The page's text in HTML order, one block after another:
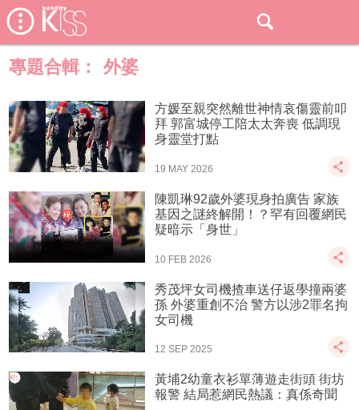
專題合輯： 外婆
方媛至親突然離世神情哀傷靈前叩
拜 郭富城停工陪太太奔喪 低調現
身靈堂打點
19 MAY 2026
陳凱琳92歲外婆現身拍廣告 家族
基因之謎終解開！？罕有回覆網民
疑暗示「身世」
10 FEB 2026
秀茂坪女司機揸車送仔返學撞兩婆
孫 外婆重創不治 警方以涉2罪名拘
女司機
12 SEP 2025
黃埔2幼童衣衫單薄遊走街頭 街坊
報警 結局惹網民熱議：真係奇聞